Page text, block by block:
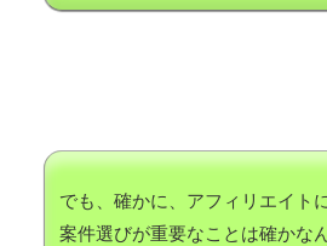
でも、確かに、アフィリエイト
案件選びが重要なことは確かな